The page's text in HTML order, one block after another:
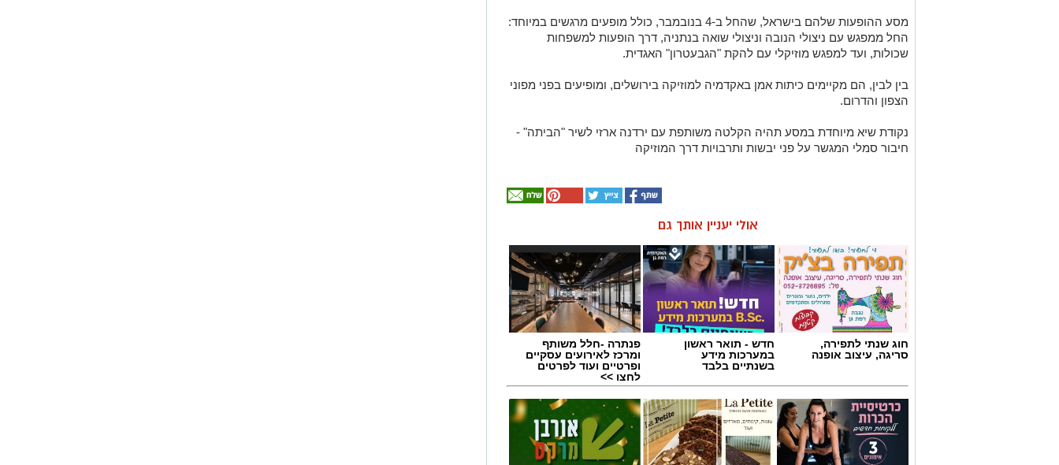
מסע ההופעות שלהם בישראל, שהחל ב-4 בנובמבר, כולל מופעים מרגשים במיוחד:
החל ממפגש עם ניצולי הנובה וניצולי שואה בנתניה, דרך הופעות למשפחות
שכולות, ועד למפגש מוזיקלי עם להקת "הגבעטרון" האגדית.
בין לבין, הם מקיימים כיתות אמן באקדמיה למוזיקה בירושלים, ומופיעים בפני מפוני
הצפון והדרום.
נקודת שיא מיוחדת במסע תהיה הקלטה משותפת עם ירדנה ארזי לשיר "הביתה" -
חיבור סמלי המגשר על פני יבשות ותרבויות דרך המוזיקה
אולי יעניין אותך גם
חוג שנתי לתפירה,
סריגה, עיצוב אופנה
חדש - תואר ראשון
במערכות מידע
בשנתיים בלבד
פנתרה -חלל משותף
ומרכז לאירועים עסקיים
ופרטיים ועוד לפרטים
לחצו >>